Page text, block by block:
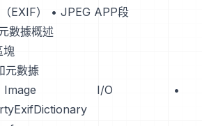
EXIF）
• JPEG APP段
數據概述
塊
元數據
I/O •